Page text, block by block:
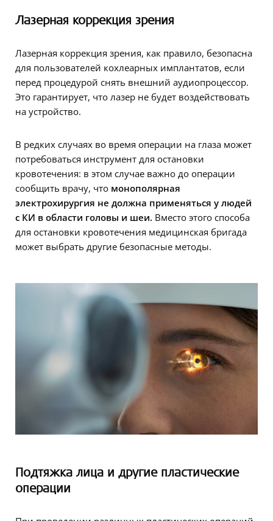
Лазерная коррекция зрения
Лазерная коррекция зрения, как правило, безопасна
для пользователей кохлеарных имплантатов, если
перед процедурой снять внешний аудиопроцессор.
Это гарантирует, что лазер не будет воздействовать
на устройство.
В редких случаях во время операции на глаза может
потребоваться инструмент для остановки
кровотечения: в этом случае важно до операции
сообщить врачу, что монополярная
электрохирургия не должна применяться у людей
с КИ в области головы и шеи. Вместо этого способа
для остановки кровотечения медицинская бригада
может выбрать другие безопасные методы.
Подтяжка лица и другие пластические
операции